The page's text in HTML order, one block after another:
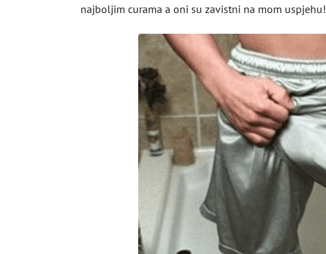
najboljim curama a oni su zavistni na mom uspjehu!